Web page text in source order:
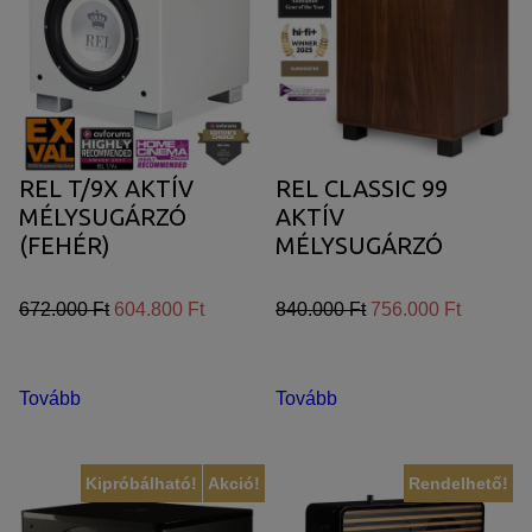
REL T/9X AKTÍV
MÉLYSUGÁRZÓ
(FEHÉR)
672.000 Ft 604.800 Ft
Tovább
REL CLASSIC 99
AKTÍV
MÉLYSUGÁRZÓ
840.000 Ft 756.000 Ft
Tovább
Akció!
Kipróbálható! Rendelhető!